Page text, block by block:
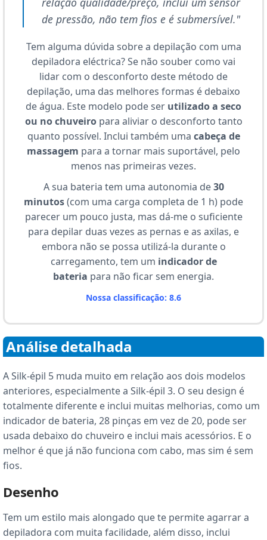
de pressão, não tem fios e é submersível."
Tem alguma dúvida sobre a depilação com uma
depiladora eléctrica? Se não souber como vai
lidar com o desconforto deste método de
depilação, uma das melhores formas é debaixo
de água. Este modelo pode ser utilizado a seco
ou no chuveiropara aliviar o desconforto tanto
quanto possível. Inclui também uma cabeça de
massagem para a tornar mais suportável, pelo
menos nas primeiras vezes.
A sua bateria tem uma autonomia de30
minutos(com uma carga completa de 1 h) pode
parecer um pouco justa, mas dá-me o suficiente
para depilar duas vezes as pernas e as axilas, e
embora não se possa utilizá-la durante o
carregamento, tem um indicador de
bateria para não ficar sem energia.
Nossa classificação: 8.6
Análise detalhada
A Silk-épil 5 muda muito em relação aos dois modelos
anteriores, especialmente a Silk-épil 3. O seu design é
totalmente diferente e inclui muitas melhorias, como um
indicador de bateria, 28 pinças em vez de 20, pode ser
usada debaixo do chuveiro e inclui mais acessórios. E o
melhor é que já não funciona com cabo, mas sim é sem
fios.
Desenho
Tem um estilo mais alongado que te permite agarrar a
depiladora com muita facilidade, além disso, inclui